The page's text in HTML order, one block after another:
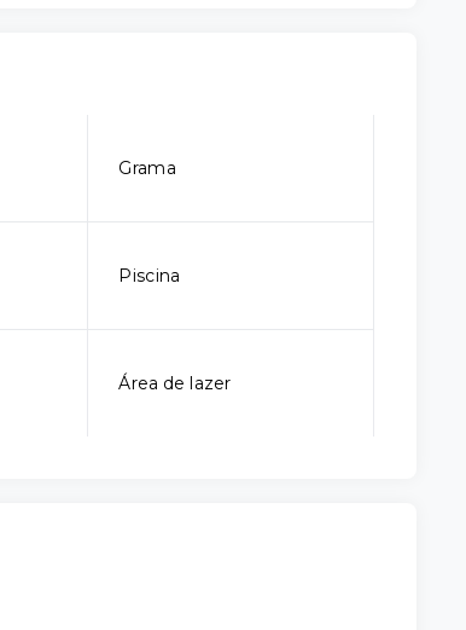
Grama
Piscina
Área de lazer